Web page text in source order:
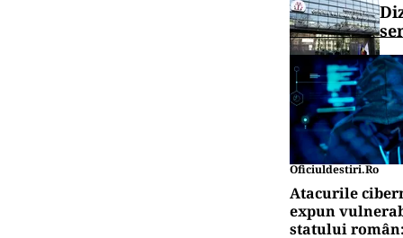
Oficiuldestiri.ro
Atacurile
expun
statului